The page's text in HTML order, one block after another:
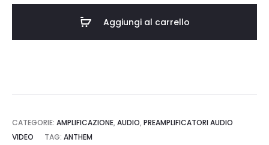
Aggiungi al carrello
CATEGORIE: AMPLIFICAZIONE, AUDIO, PREAMPLIFICATORI AUDIO
VIDEO
TAG: ANTHEM